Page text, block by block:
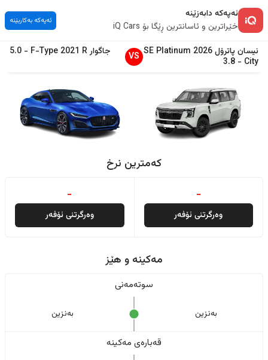
ئەپەکە دابەزێنە
خێراترین و ئاسانترین ڕێگا بۆ iQ Cars
ئەپەکە بەکاربێنە
نیسان پاترۆل2026
SE Platinum
City
-
3.8
VS جاگوار F-Type 2021 R
-
5.0
کەمترین نرخ
-
وەرگرتنی ئۆفەر
-
وەرگرتنی ئۆفەر
مەکینە و هێز
سوتەمەنی
بەنزین بەنزین
قەبارەی مەکینە